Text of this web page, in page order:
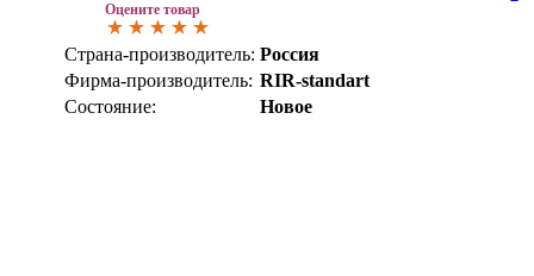
Оцените товар
Страна-производитель: Россия
Фирма-производитель: RIR-standart
Состояние:
Новое